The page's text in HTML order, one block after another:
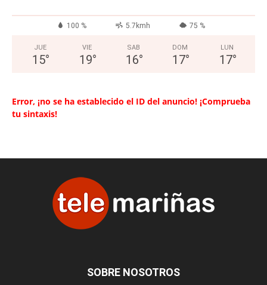
100 % 5.7kmh 75 %
JUE
15°
VIE
19°
SAB
16°
DOM
17°
LUN
17°
Error, ¡no se ha establecido el ID del anuncio! ¡Comprueba
tu sintaxis!
SOBRE NOSOTROS